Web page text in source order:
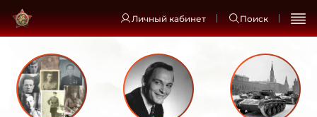
Личный кабинет Поиск